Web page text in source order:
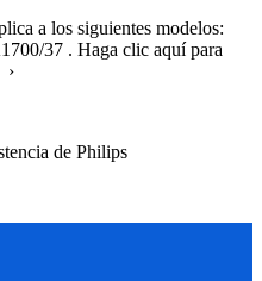
a los siguientes modelos:
37 . Haga clic aquí para
›
de Philips